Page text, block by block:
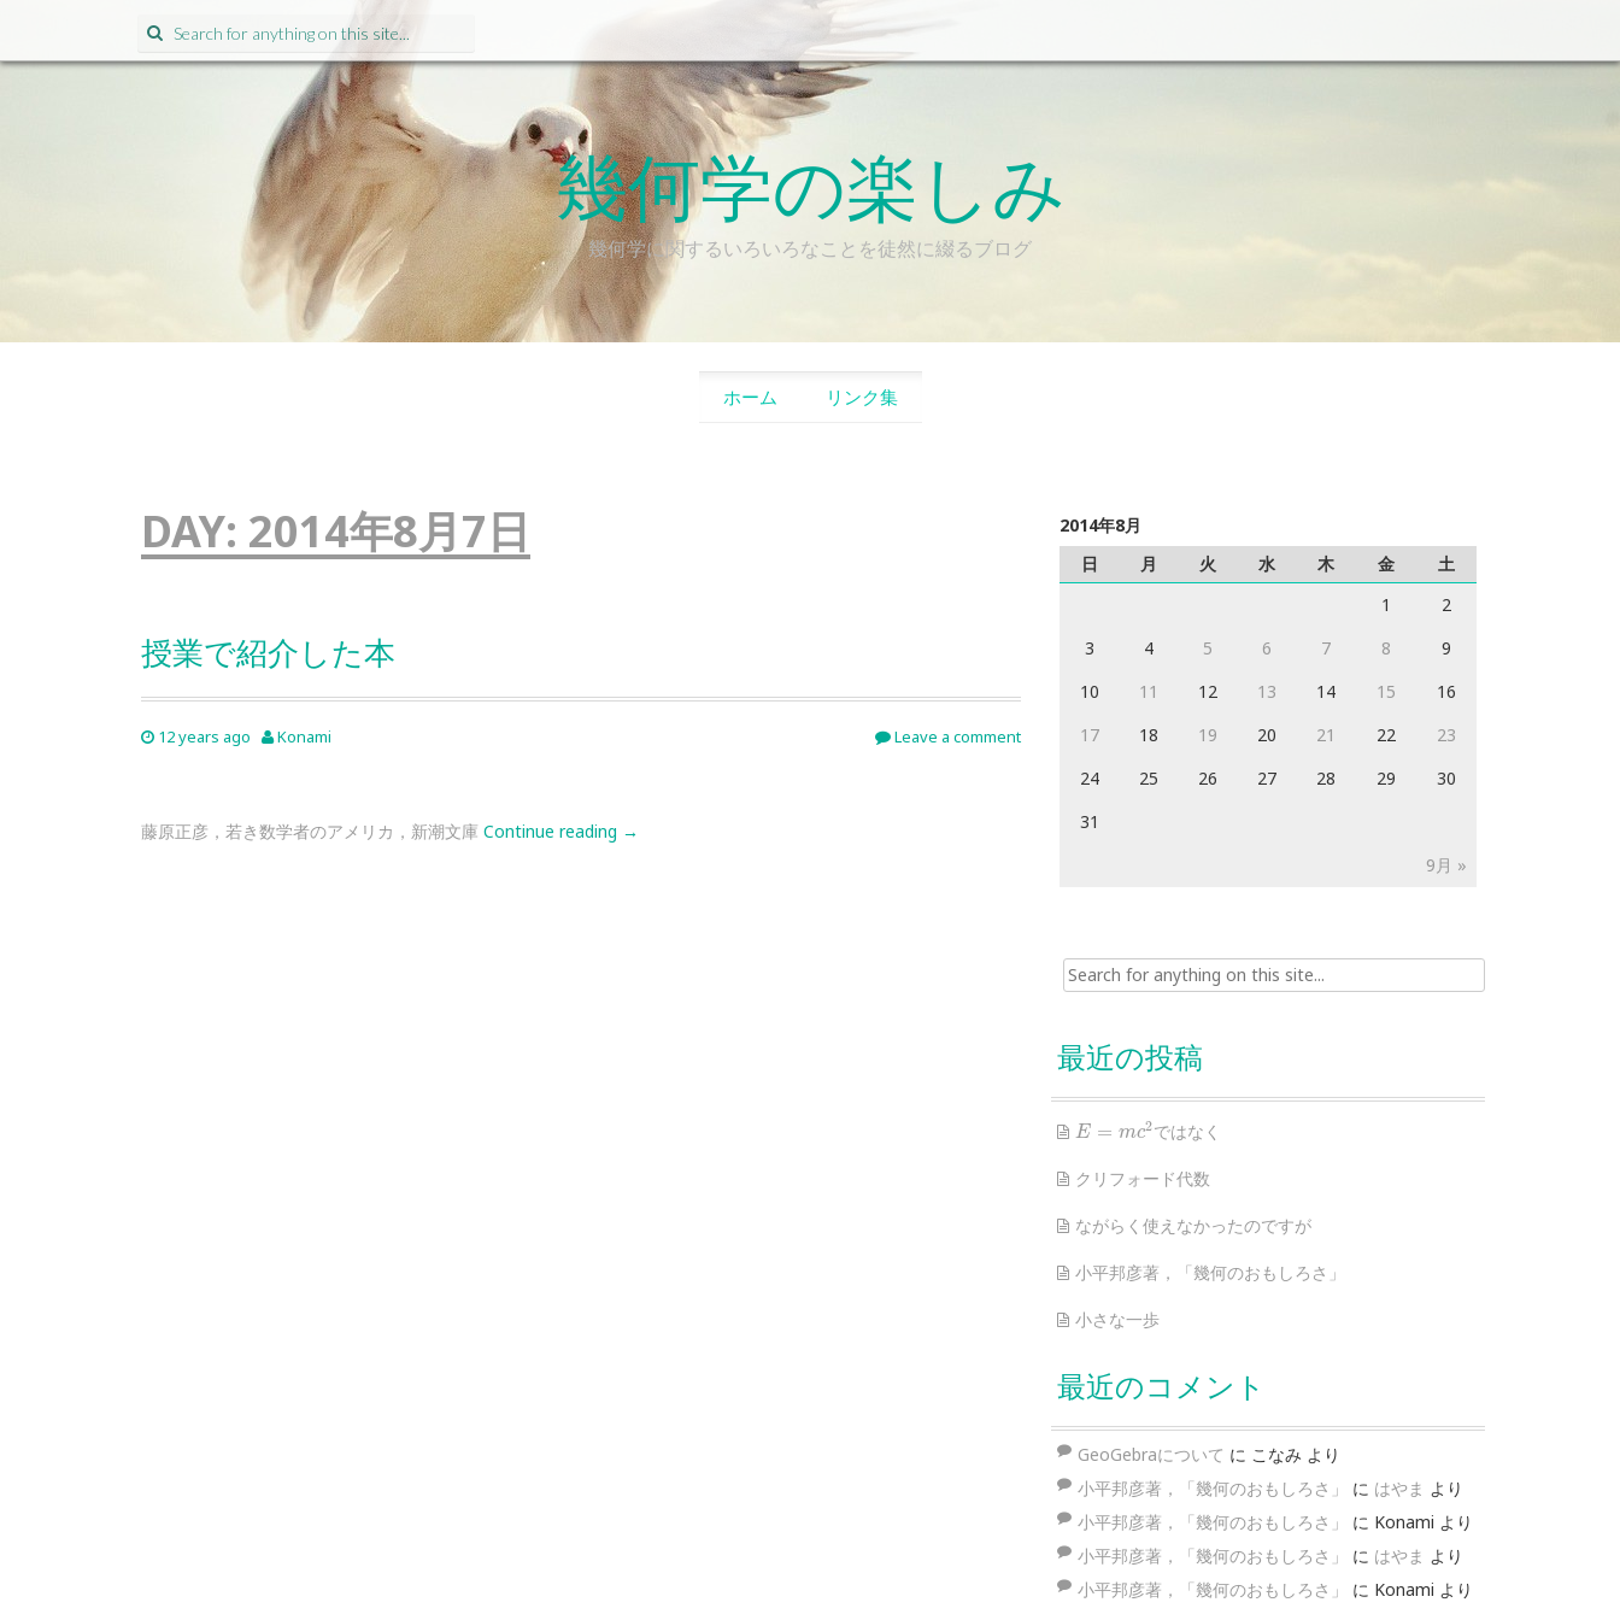
Search for:
幾何学の楽しみ
幾何学に関するいろいろなことを徒然に綴るブログ
SKIP TO CONTENT
ホーム リンク集
DAY: 2014年8月7日
授業で紹介した本
12 years ago Konami Leave a comment
藤原正彦，若き数学者のアメリカ，新潮文庫 Continue reading →
2014年8月
日
月 火 水 木 金 土
9月 »
1
2
3
4 5 6 7 8
9
10
11 12 13 14 15
16
17
18 19 20 21 22
23
24
25 26 27 28 29
30
31
Search for:
最近の投稿
E = mc2
E= ではなく
クリフォード代数
ながらく使えなかったのですが
小平邦彦著，「幾何のおもしろさ」
小さな一歩
最近のコメント
GeoGebraについて に こなみ より
小平邦彦著，「幾何のおもしろさ」
に はやま より
小平邦彦著，「幾何のおもしろさ」
に Konami より
小平邦彦著，「幾何のおもしろさ」
に はやま より
小平邦彦著，「幾何のおもしろさ」
に Konami より